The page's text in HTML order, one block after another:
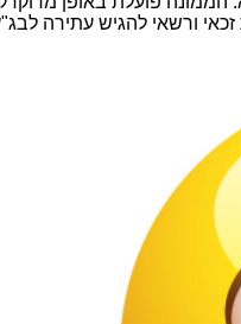
ורשאי להגיש עתירה